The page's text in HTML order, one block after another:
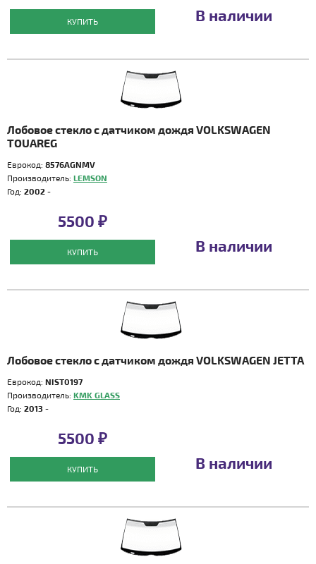
КУПИТЬ В наличии
Лобовое стекло с датчиком дождя VOLKSWAGEN
TOUAREG
Еврокод: 8576AGNMV
Производитель: LEMSON
Год: 2002 -
5500 ₽
КУПИТЬ В наличии
Лобовое стекло с датчиком дождя VOLKSWAGEN JETTA
Еврокод: NIST0197
Производитель: KMK GLASS
Год: 2013 -
5500 ₽
КУПИТЬ В наличии